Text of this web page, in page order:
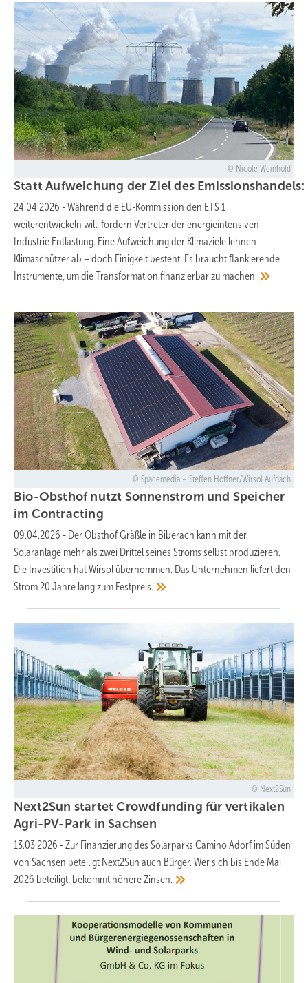
Nicole Weinhold
Statt Aufweichung der Ziel des
24.04.2026 -Während die EU-Kommission den ETS 1
weiterentwickeln will, fordern Vertreter der energieintensiven
Industrie Entlastung. Eine Aufweichung der Klimaziele lehnen
Klimaschützer ab – doch Einigkeit besteht: Es braucht flankierende
Instrumente, um die Transformation finanzierbar zu machen.
Spacemedia – Steffen Hoffner/Wirsol Aufdach
Bio-Obsthof nutzt Sonnenstrom und Speicher
im Contracting
09.04.2026 - Der Obsthof Gräßle in Biberach kann mit der
Solaranlage mehr als zwei Drittel seines Stroms selbst produzieren.
Die Investition hat Wirsol übernommen. Das Unternehmen liefert den
Strom 20 Jahre lang zum Festpreis.
Next2Sun
Next2Sun startet Crowdfunding für vertikalen
Agri-PV-Park inSachsen
13.03.2026 -Zur Finanzierung des Solarparks Camino Adorf im Süden
von Sachsen beteiligt Next2Sun auch Bürger. Wer sich bis Ende Mai
2026 beteiligt, bekommt höhereZinsen.